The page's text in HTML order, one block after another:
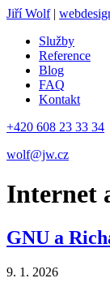
Jiří Wolf |
Služby
Reference
Blog
FAQ
Kontakt
+420 608 23 33 34
wolf@jw.cz
Internet
GNU a
9. 1. 2026